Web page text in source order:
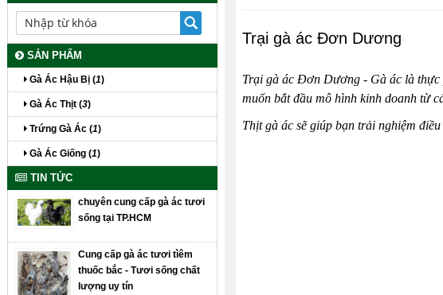
Trại gà ác Đơn Dương
Trại gà ác Đơn Dương - Gà ác là thực
muốn bắt đầu mô hình kinh doanh từ
Thịt gà ácsẽ giúp bạn trải nghiệm
SẢN PHẨM
Gà Ác Hậu Bị (1)
Gà Ác Thịt (3)
Trứng Gà Ác (1)
Gà Ác Giống (1)
TIN TỨC
chuyên cung cấp gà ác tươi
sống tại TP.HCM
Cung cấp gà ác tươi tìêm
thuốc bắc - Tươi sống chất
lượng uy tín